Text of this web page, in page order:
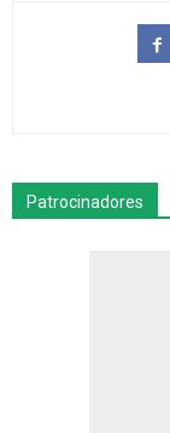
Patrocinadores